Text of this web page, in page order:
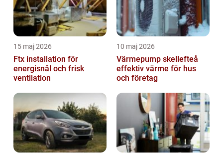
15 maj 2026
Ftx installation för
energisnål och frisk
ventilation
10 maj 2026
Värmepump skellefteå
effektiv värme för hus
och företag